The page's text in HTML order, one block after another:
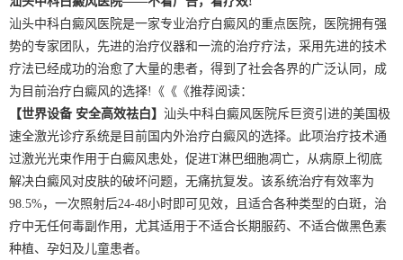
汕头中科白癜风医院是一家专业治疗白癜风的重点医院，医院拥有强
势的专家团队，先进的治疗仪器和一流的治疗疗法，采用先进的技术
疗法已经成功的治愈了大量的患者，得到了社会各界的广泛认同，成
为目前治疗白癜风的选择!《《《推荐阅读：
【世界设备 安全高效祛白】 汕头中科白癜风医院斥巨资引进的美国极
速全激光诊疗系统是目前国内外治疗白癜风的选择。此项治疗技术通
过激光光束作用于白癜风患处，促进T淋巴细胞凋亡，从病原上彻底
解决白癜风对皮肤的破坏问题，无痛抗复发。该系统治疗有效率为
98.5%，一次照射后24-48小时即可见效，且适合各种类型的白斑，治
疗中无任何毒副作用，尤其适用于不适合长期服药、不适合做黑色素
种植、孕妇及儿童患者。